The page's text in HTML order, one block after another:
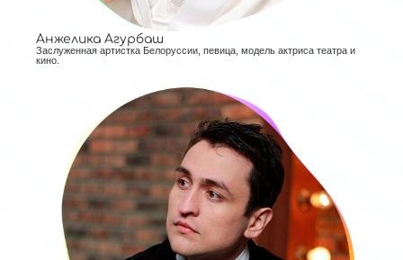
Анжелика Агурбаш
Заслуженная артистка Белоруссии, певица, модель актриса театра и
кино.